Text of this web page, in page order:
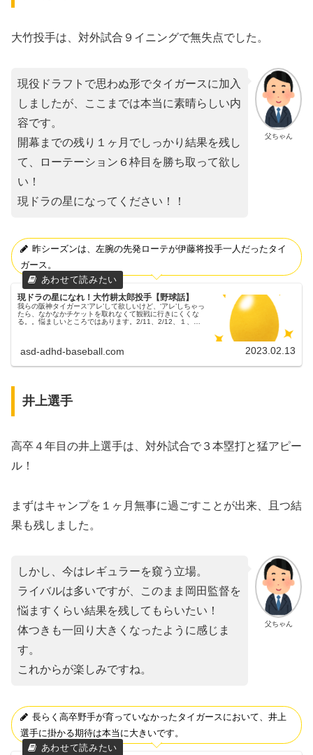
大竹投手は、対外試合９イニングで無失点でした。
父ちゃん
現役ドラフトで思わぬ形でタイガースに加入
しましたが、ここまでは本当に素晴らしい内
容です。
開幕までの残り１ヶ月でしっかり結果を残し
て、ローテーション６枠目を勝ち取って欲し
い！
現ドラの星になってください！！
昨シーズンは、左腕の先発ローテが伊藤将投手一人だったタイ
ガース。
現ドラの星になれ！大竹耕太郎投手【野球話】
我らの阪神タイガース‘アレ’して欲しいけど、‘アレ’しちゃっ
たら、なかなかチケットを取れなくて観戦に行きにくくな
る。。悩ましいところではあります。2/11、2/12、１、２
asd-adhd-baseball.com 2023.02.13
井上選手
高卒４年目の井上選手は、対外試合で３本塁打と猛アピー
ル！
まずはキャンプを１ヶ月無事に過ごすことが出来、且つ結
果も残しました。
父ちゃん
しかし、今はレギュラーを窺う立場。
ライバルは多いですが、このまま岡田監督を
悩ますくらい結果を残してもらいたい！
体つきも一回り大きくなったように感じま
す。
これからが楽しみですね。
長らく高卒野手が育っていなかったタイガースにおいて、井上
選手に掛かる期待は本当に大きいです。